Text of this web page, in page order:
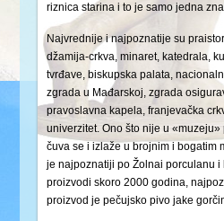
riznica starina i to je samo jedna
Najvrednije i najpoznatije su
džamija-crkva, minaret, katedrala,
tvrđave, biskupska palata,
zgrada u Mađarskoj, zgrada
pravoslavna kapela, franjevačka
univerzitet. Ono što nije u
čuva se i izlaže u brojnim i bogatim
je najpoznatiji po Žolnai porculanu i
proizvodi skoro 2000 godina,
proizvod je pečujsko pivo jake